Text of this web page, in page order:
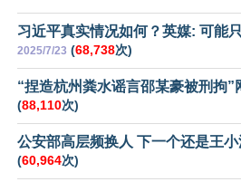
习近平真实情况如何？英媒: 可能
2025/7/23 (68,738次)
“捏造杭州粪水谣言邵某豪被刑拘”
(88,110次)
公安部高层频换人 下一个还是王小
(60,964次)